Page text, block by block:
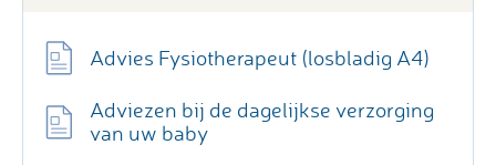
Advies Fysiotherapeut (losbladig A4)
Adviezen bij de dagelijkse verzorging
van uw baby